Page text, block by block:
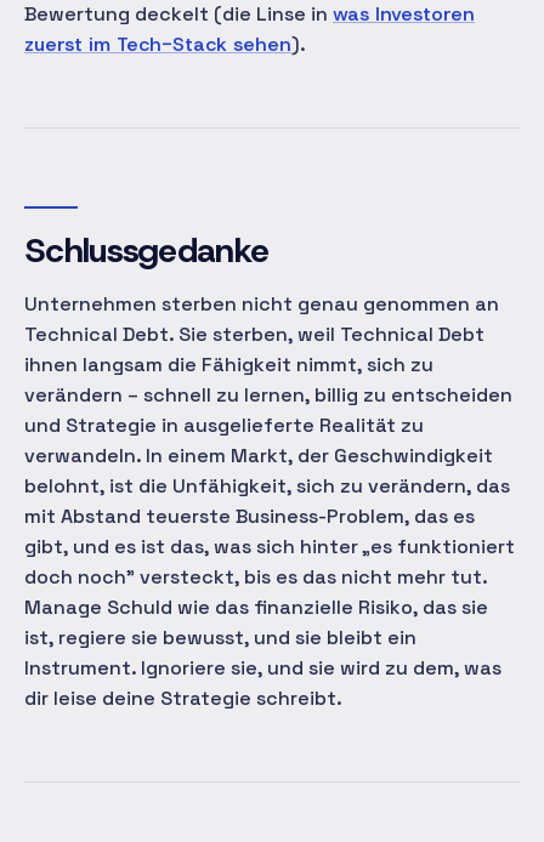
Bewertung deckelt (die Linse in was Investoren
zuerst im Tech-Stack sehen).
Schlussgedanke
Unternehmen sterben nicht genau genommen an
Technical Debt. Sie sterben, weil Technical Debt
ihnen langsam die Fähigkeit nimmt, sich zu
verändern – schnell zu lernen, billig zu entscheiden
und Strategie in ausgelieferte Realität zu
verwandeln. In einem Markt, der Geschwindigkeit
belohnt, ist die Unfähigkeit, sich zu verändern, das
mit Abstand teuerste Business-Problem, das es
gibt, und es ist das, was sich hinter „es funktioniert
doch noch" versteckt, bis es das nicht mehr tut.
Manage Schuld wie das finanzielle Risiko, das sie
ist, regiere sie bewusst, und sie bleibt ein
Instrument. Ignoriere sie, und sie wird zu dem, was
dir leise deine Strategie schreibt.